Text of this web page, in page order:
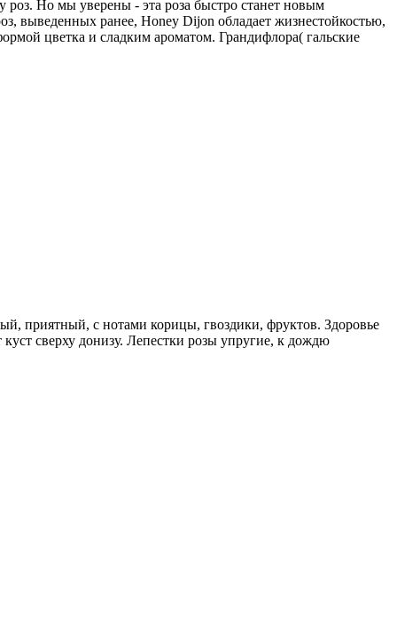
Но мы уверены - эта роза быстро станет новым
выведенных ранее, Honey Dijon обладает жизнестойкостью,
цветка и сладким ароматом. Грандифлора( гальские
приятный, с нотами корицы, гвоздики, фруктов. Здоровье
сверху донизу. Лепестки розы упругие, к дождю